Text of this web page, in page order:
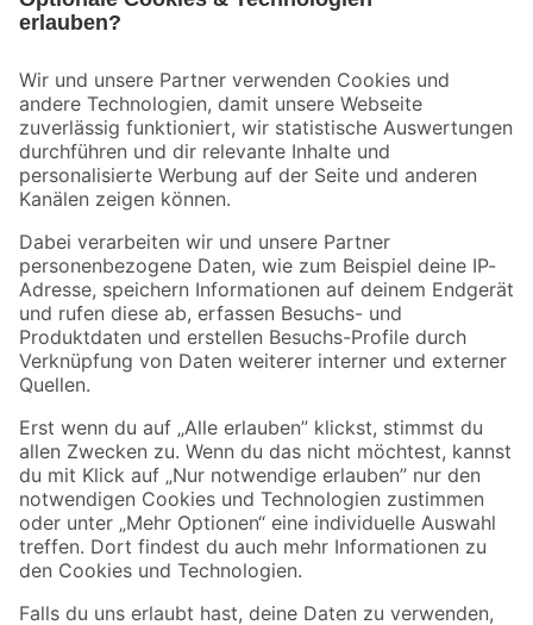
Der toom Newsletter: Keine Angebote und Aktionen mehr verpassen!
Zur Newsletter Anmeldung
Folge uns
Zahlungsarten Versandarten
Sicher einkaufen
Jetzt die toom-App herunterladen